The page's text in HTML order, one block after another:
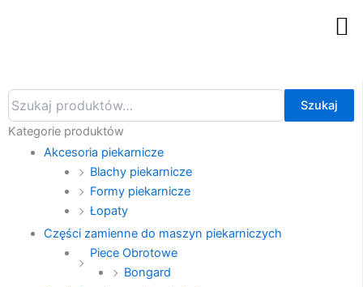
Szukaj:
Szukaj
Kategorie produktów
Akcesoria piekarnicze
Blachy piekarnicze
Formy piekarnicze
Łopaty
Części zamienne do maszyn piekarniczych
Piece Obrotowe
Bongard